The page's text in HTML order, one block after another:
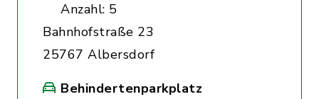
Anzahl: 5
Bahnhofstraße 23
25767 Albersdorf
Behindertenparkplatz